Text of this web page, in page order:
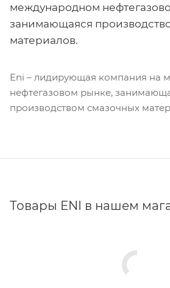
международном
занимающаяся
материалов.
Eni – лидирующая компания на
нефтегазовом рынке,
производством смазочных
Товары ENI в нашем